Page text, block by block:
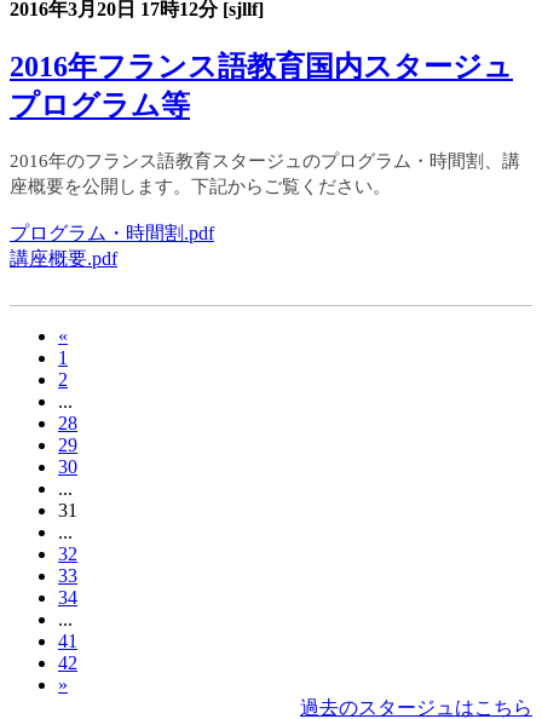
2016年3月20日 17時12分 [sjllf]
2016年フランス語教育国内スタージュ
プログラム等
2016年のフランス語教育スタージュのプログラム・時間割、講
座概要を公開します。下記からご覧ください。
プログラム・時間割.pdf
講座概要.pdf
«
1
2
...
28
29
30
...
31
...
32
33
34
...
41
42
»
過去のスタージュはこちら